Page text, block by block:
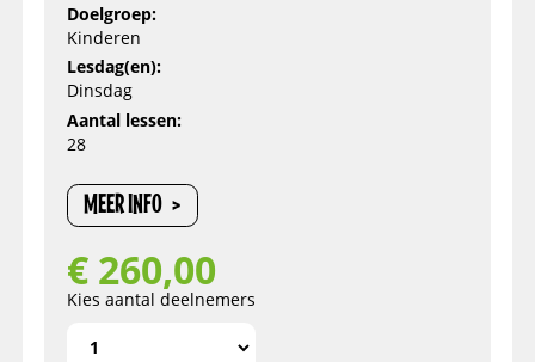
Doelgroep:
Kinderen
Lesdag(en):
Dinsdag
Aantal lessen:
28
MEER INFO
€ 260,00
Kies aantal deelnemers